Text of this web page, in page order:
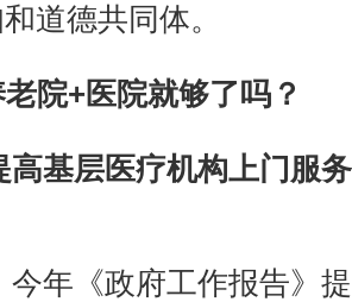
道德共同体。
院+医院就够了吗？
高基层医疗机构上门服
《政府工作报告》提